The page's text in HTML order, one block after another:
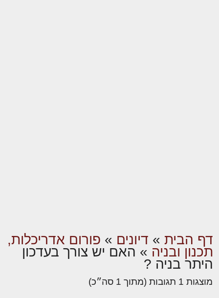
דף הבית » דיונים » פורום אדריכלות,
תכנון ובניה » האם יש צורך בעדכון
היתר בניה ?
מוצגות 1 תגובות (מתוך 1 סה״כ)